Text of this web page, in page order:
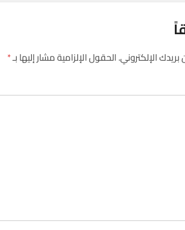
الإلكتروني.الحقول الإلزامية مشار إليها بـ*